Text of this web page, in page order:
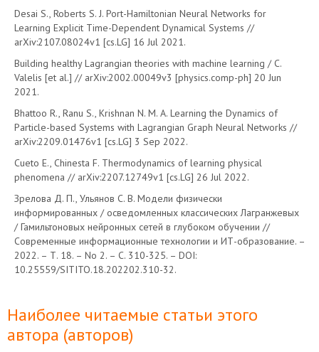
Desai S., Roberts S. J. Port-Hamiltonian Neural Networks for
Learning Explicit Time-Dependent Dynamical Systems //
arXiv:2107.08024v1 [cs.LG] 16 Jul 2021.
Building healthy Lagrangian theories with machine learning / С.
Valelis [et al.] // arXiv:2002.00049v3 [physics.comp-ph] 20 Jun
2021.
Bhattoo R., Ranu S., Krishnan N. M. A. Learning the Dynamics of
Particle-based Systems with Lagrangian Graph Neural Networks //
arXiv:2209.01476v1 [cs.LG] 3 Sep 2022.
Cueto E., Chinesta F. Thermodynamics of learning physical
phenomena // arXiv:2207.12749v1 [cs.LG] 26 Jul 2022.
Зрелова Д. П., Ульянов С. В. Модели физически
информированных / осведомленных классических Лагранжевых
/ Гамильтоновых нейронных сетей в глубоком обучении //
Современные информационные технологии и ИТ-образование. –
2022. – Т. 18. – No 2. – С. 310-325. – DOI:
10.25559/SITITO.18.202202.310-32.
Наиболее читаемые статьи этого
автора (авторов)